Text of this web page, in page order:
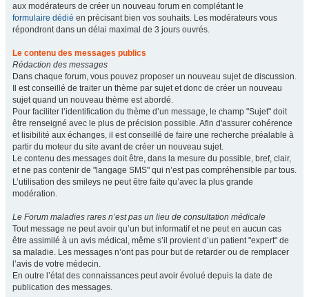
aux modérateurs de créer un nouveau forum en complétant le
formulaire dédié en précisant bien vos souhaits. Les modérateurs vous
répondront dans un délai maximal de 3 jours ouvrés.
Le contenu des messages publics
Rédaction des messages
Dans chaque forum, vous pouvez proposer un nouveau sujet de discussion.
Il est conseillé de traiter un thème par sujet et donc de créer un nouveau
sujet quand un nouveau thème est abordé.
Pour faciliter l’identification du thème d’un message, le champ "Sujet" doit
être renseigné avec le plus de précision possible. Afin d'assurer cohérence
et lisibilité aux échanges, il est conseillé de faire une recherche préalable à
partir du moteur du site avant de créer un nouveau sujet.
Le contenu des messages doit être, dans la mesure du possible, bref, clair,
et ne pas contenir de "langage SMS" qui n’est pas compréhensible par tous.
L’utilisation des smileys ne peut être faite qu’avec la plus grande
modération.
Le Forum maladies rares n’est pas un lieu de consultation médicale
Tout message ne peut avoir qu’un but informatif et ne peut en aucun cas
être assimilé à un avis médical, même s’il provient d’un patient "expert" de
sa maladie. Les messages n’ont pas pour but de retarder ou de remplacer
l’avis de votre médecin.
En outre l’état des connaissances peut avoir évolué depuis la date de
publication des messages.